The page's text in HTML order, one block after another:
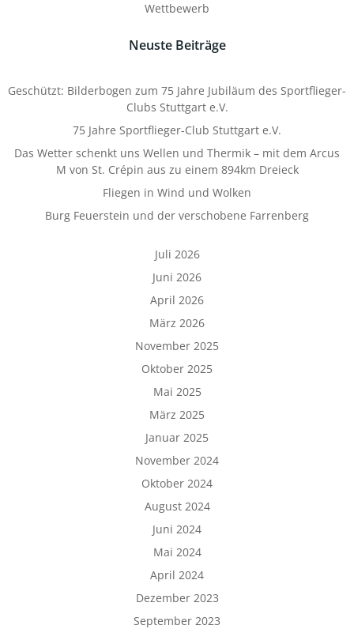
Wettbewerb
Neuste Beiträge
Geschützt: Bilderbogen zum 75 Jahre Jubiläum des Sportflieger-
Clubs Stuttgart e.V.
75 Jahre Sportflieger-Club Stuttgart e.V.
Das Wetter schenkt uns Wellen und Thermik – mit dem Arcus
M von St. Crépin aus zu einem 894km Dreieck
Fliegen in Wind und Wolken
Burg Feuerstein und der verschobene Farrenberg
Juli 2026
Juni 2026
April 2026
März 2026
November 2025
Oktober 2025
Mai 2025
März 2025
Januar 2025
November 2024
Oktober 2024
August 2024
Juni 2024
Mai 2024
April 2024
Dezember 2023
September 2023